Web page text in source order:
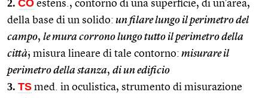
2. CO estens., contorno di una superficie, di un’area,
della base di un solido: un filare lungo il perimetro del
campo, le mura corrono lungo tutto il perimetro della
città; misura lineare di tale contorno: misurare il
perimetro della stanza, di un edificio
3. TS med. in oculistica, strumento di misurazione